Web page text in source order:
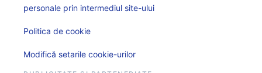
personale prin intermediul site-ului
Politica de cookie
Modifică setarile cookie-urilor